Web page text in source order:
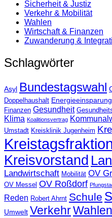
Sicherheit & Justiz
Verkehr & Mobilität
Wahlen
Wirtschaft & Finanzen
Zuwanderung &
Schlagwörter
Asyl Bundestagswahl
Doppelhaushalt Energieeinsparung
Finanzen Gesundheit
Klima Koalitionsvertrag
Umstadt Kreisklinik Jugenheim
Kreisvorstand
Landwirtschaft Mobilität OV
OV Messel OV Roßdorf
Reden Robert Ahrnt Schule
Umwelt VerkehrWahlen